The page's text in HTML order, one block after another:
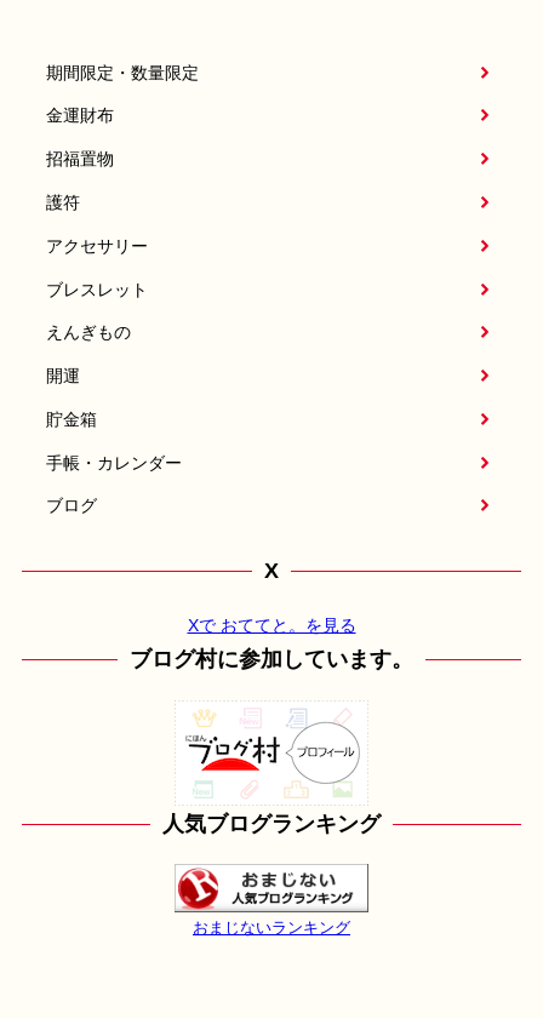
期間限定・数量限定
金運財布
招福置物
護符
アクセサリー
ブレスレット
えんぎもの
開運
貯金箱
手帳・カレンダー
ブログ
X
Xで おててと。を見る
ブログ村に参加しています。
人気ブログランキング
おまじないランキング